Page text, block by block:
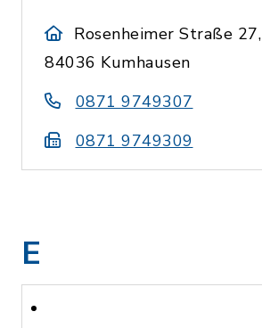
Rosenheimer Straße 27,
84036 Kumhausen
0871 9749307
0871 9749309
E